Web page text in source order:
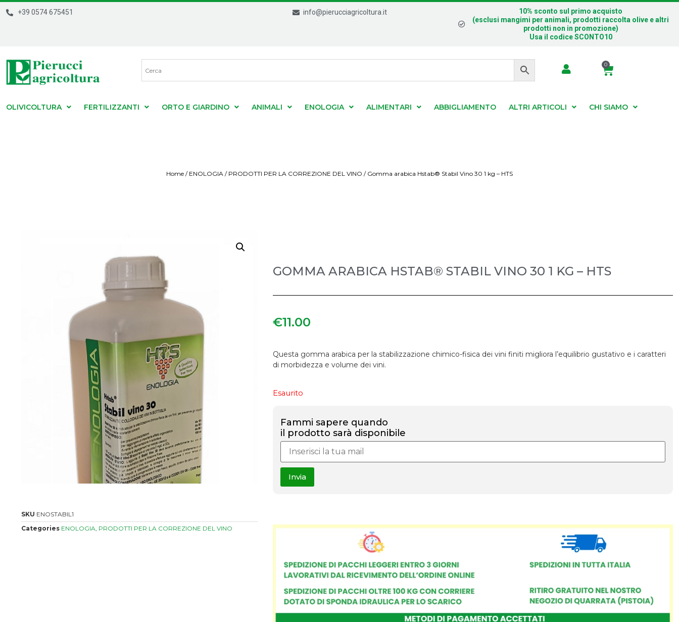
+39 0574 675451 info@pierucciagricoltura.it
10% sconto sul primo acquisto
(esclusi mangimi per animali, prodotti raccolta olive e altri
prodotti non in promozione)
Usa il codice SCONTO10
0
OLIVICOLTURA FERTILIZZANTI ORTO E GIARDINO ANIMALI ENOLOGIA ALIMENTARI ABBIGLIAMENTO ALTRI ARTICOLI CHI SIAMO
Home / ENOLOGIA / PRODOTTI PER LA CORREZIONE DEL VINO / Gomma arabica Hstab® Stabil Vino 30 1 kg – HTS
SKU ENOSTABIL1
Categories ENOLOGIA, PRODOTTI PER LA CORREZIONE DEL VINO
GOMMA ARABICA HSTAB® STABIL VINO 30 1 KG – HTS
€11.00
Questa gomma arabica per la stabilizzazione chimico-fisica dei vini finiti migliora l’equilibrio gustativo e i caratteri
di morbidezza e volume dei vini.
Esaurito
Fammi sapere quando
il prodotto sarà disponibile
Invia